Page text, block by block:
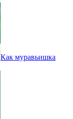
Как муравьишка